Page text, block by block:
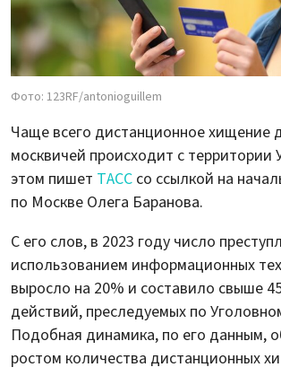
Фото: 123RF/antonioguillem
Чаще всего дистанционное хищение
москвичей происходит с территории
этом пишет ТАСС со ссылкой на
по Москве Олега Баранова.
С его слов, в 2023 году число
использованием информационных
выросло на 20% и составило свыше
действий, преследуемых по
Подобная динамика, по его данным,
ростом количества дистанционных